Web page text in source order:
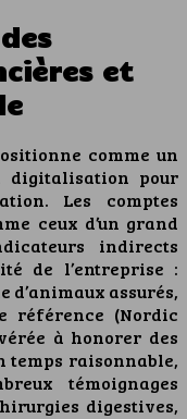
et
comme un
pour
Les comptes
ceux d’un grand
indirects
de l’entreprise :
assurés,
référence (Nordic
à honorer des
temps raisonnable,
témoignages
digestives,